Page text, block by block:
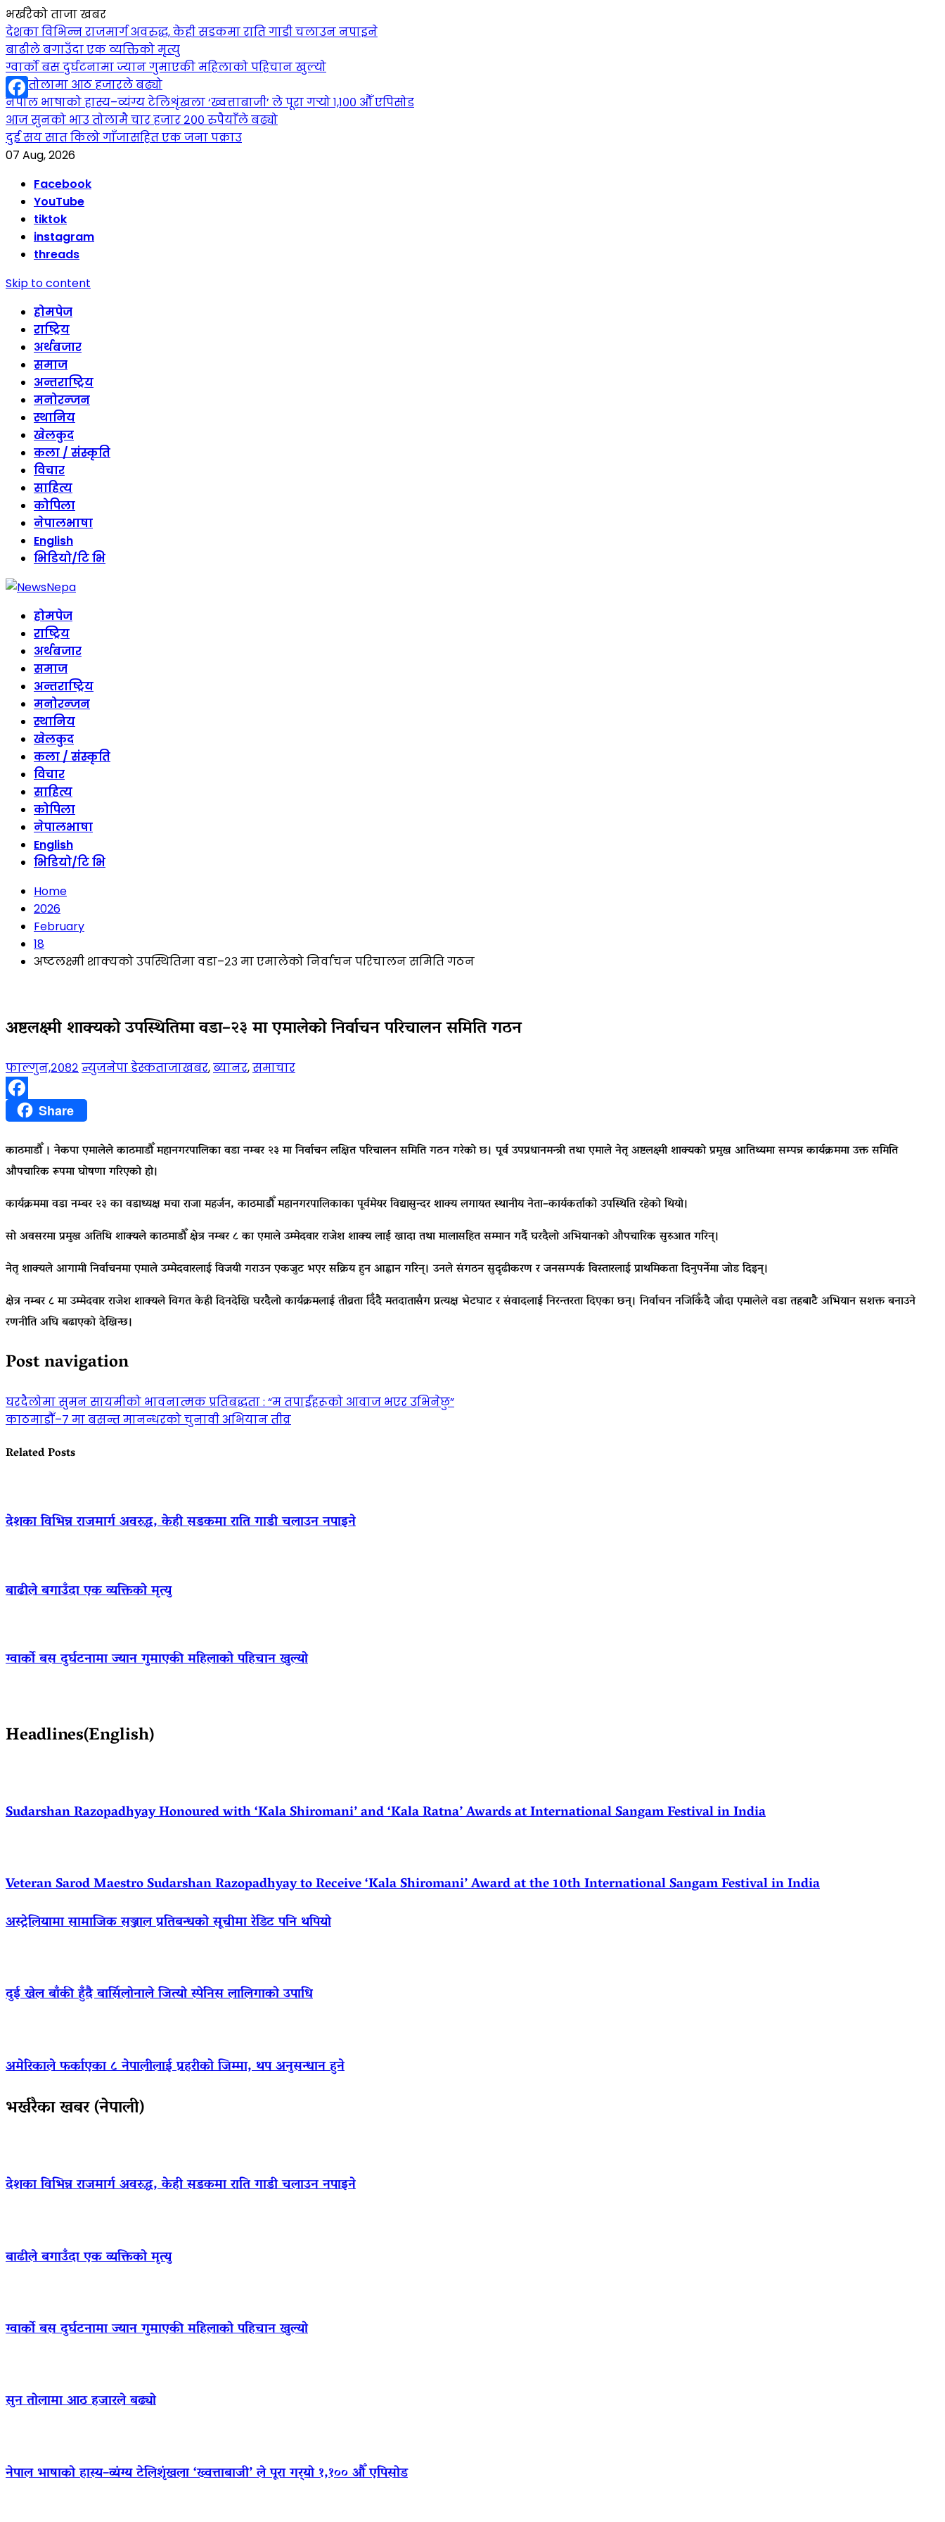
भर्खरैको ताजा खबर
देशका विभिन्न राजमार्ग अवरुद्ध, केही सडकमा राति गाडी चलाउन नपाइने
बाढीले बगाउँदा एक व्यक्तिको मृत्यु
ग्वार्को बस दुर्घटनामा ज्यान गुमाएकी महिलाको पहिचान खुल्यो
सुन तोलामा आठ हजारले बढ्यो
नेपाल भाषाको हास्य–व्यंग्य टेलिशृंखला ‘ख्वत्ताबाजी’ ले पूरा गर्‍यो १,१०० औँ एपिसोड
आज सुनको भाउ तोलामै चार हजार २०० रुपैयाँले बढ्यो
दुई सय सात किलो गाँजासहित एक जना पक्राउ
07 Aug, 2026
Facebook
YouTube
tiktok
instagram
threads
Skip to content
होमपेज
राष्ट्रिय
अर्थबजार
समाज
अन्तराष्ट्रिय
मनोरन्जन
स्थानिय
खेलकुद
कला / संस्कृति
विचार
साहित्य
कोपिला
नेपालभाषा
English
भिडियो/टि भि
होमपेज
राष्ट्रिय
अर्थबजार
समाज
अन्तराष्ट्रिय
मनोरन्जन
स्थानिय
खेलकुद
कला / संस्कृति
विचार
साहित्य
कोपिला
नेपालभाषा
English
भिडियो/टि भि
Home
2026
February
18
अष्टलक्ष्मी शाक्यको उपस्थितिमा वडा–२३ मा एमालेको निर्वाचन परिचालन समिति गठन
अष्टलक्ष्मी शाक्यको उपस्थितिमा वडा–२३ मा एमालेको निर्वाचन परिचालन समिति गठन
फाल्गुन,२०८२ न्युजनेपा डेस्कताजाखबर,ब्यानर,समाचार
FacebookShare
काठमाडौँ । नेकपा एमालेले काठमाडौँ महानगरपालिका वडा नम्बर २३ मा निर्वाचन लक्षित परिचालन समिति गठन गरेको छ। पूर्व उपप्रधानमन्त्री तथा एमाले नेतृअष्टलक्ष्मी शाक्यको प्रमुख आतिथ्यमा सम्पन्न कार्यक्रममा उक्त समिति
औपचारिक रूपमा घोषणा गरिएको हो।
कार्यक्रममा वडा नम्बर २३ का वडाध्यक्ष मचा राजा महर्जन, काठमाडौँ महानगरपालिकाका पूर्वमेयरविद्यासुन्दर शाक्यलगायत स्थानीय नेता–कार्यकर्ताको उपस्थिति रहेको थियो।
सो अवसरमा प्रमुख अतिथि शाक्यले काठमाडौँ क्षेत्र नम्बर ८ का एमाले उम्मेदवारराजेश शाक्यलाई खादा तथा मालासहित सम्मान गर्दै घरदैलो अभियानको औपचारिक सुरुआत गरिन्।
नेतृ शाक्यले आगामी निर्वाचनमा एमाले उम्मेदवारलाई विजयी गराउन एकजुट भएर सक्रिय हुन आह्वान गरिन्। उनले संगठन सुदृढीकरण र जनसम्पर्क विस्तारलाई प्राथमिकता दिनुपर्नेमा जोड दिइन्।
क्षेत्र नम्बर ८ मा उम्मेदवार राजेश शाक्यले विगत केही दिनदेखि घरदैलो कार्यक्रमलाई तीव्रता दिँदै मतदातासँग प्रत्यक्ष भेटघाट र संवादलाई निरन्तरता दिएका छन्। निर्वाचन नजिकिँदै जाँदा एमालेले वडा तहबाटै अभियान सशक्त बनाउने
रणनीति अघि बढाएको देखिन्छ।
Post navigation
घरदैलोमा सुमन सायमीको भावनात्मक प्रतिबद्धता : “म तपाईंहरूको आवाज भएर उभिनेछु”
काठमाडौँ–७ मा बसन्त मानन्धरको चुनावी अभियान तीव्र
Related Posts
देशका विभिन्न राजमार्ग अवरुद्ध, केही सडकमा राति गाडी चलाउन नपाइने
बाढीले बगाउँदा एक व्यक्तिको मृत्यु
ग्वार्को बस दुर्घटनामा ज्यान गुमाएकी महिलाको पहिचान खुल्यो
Headlines(English)
Sudarshan Razopadhyay Honoured with ‘Kala Shiromani’ and ‘Kala Ratna’ Awards at International Sangam Festival in India
Veteran Sarod Maestro Sudarshan Razopadhyay to Receive ‘Kala Shiromani’ Award at the 10th International Sangam Festival in India
अस्ट्रेलियामा सामाजिक सञ्जाल प्रतिबन्धको सूचीमा रेडिट पनि थपियो
दुई खेल बाँकी हुँदै बार्सिलोनाले जित्यो स्पेनिस लालिगाको उपाधि
अमेरिकाले फर्काएका ८ नेपालीलाई प्रहरीको जिम्मा, थप अनुसन्धान हुने
भर्खरैका खबर (नेपाली)
देशका विभिन्न राजमार्ग अवरुद्ध, केही सडकमा राति गाडी चलाउन नपाइने
बाढीले बगाउँदा एक व्यक्तिको मृत्यु
ग्वार्को बस दुर्घटनामा ज्यान गुमाएकी महिलाको पहिचान खुल्यो
सुन तोलामा आठ हजारले बढ्यो
नेपाल भाषाको हास्य–व्यंग्य टेलिशृंखला ‘ख्वत्ताबाजी’ ले पूरा गर्‍यो १,१०० औँ एपिसोड
Facebook